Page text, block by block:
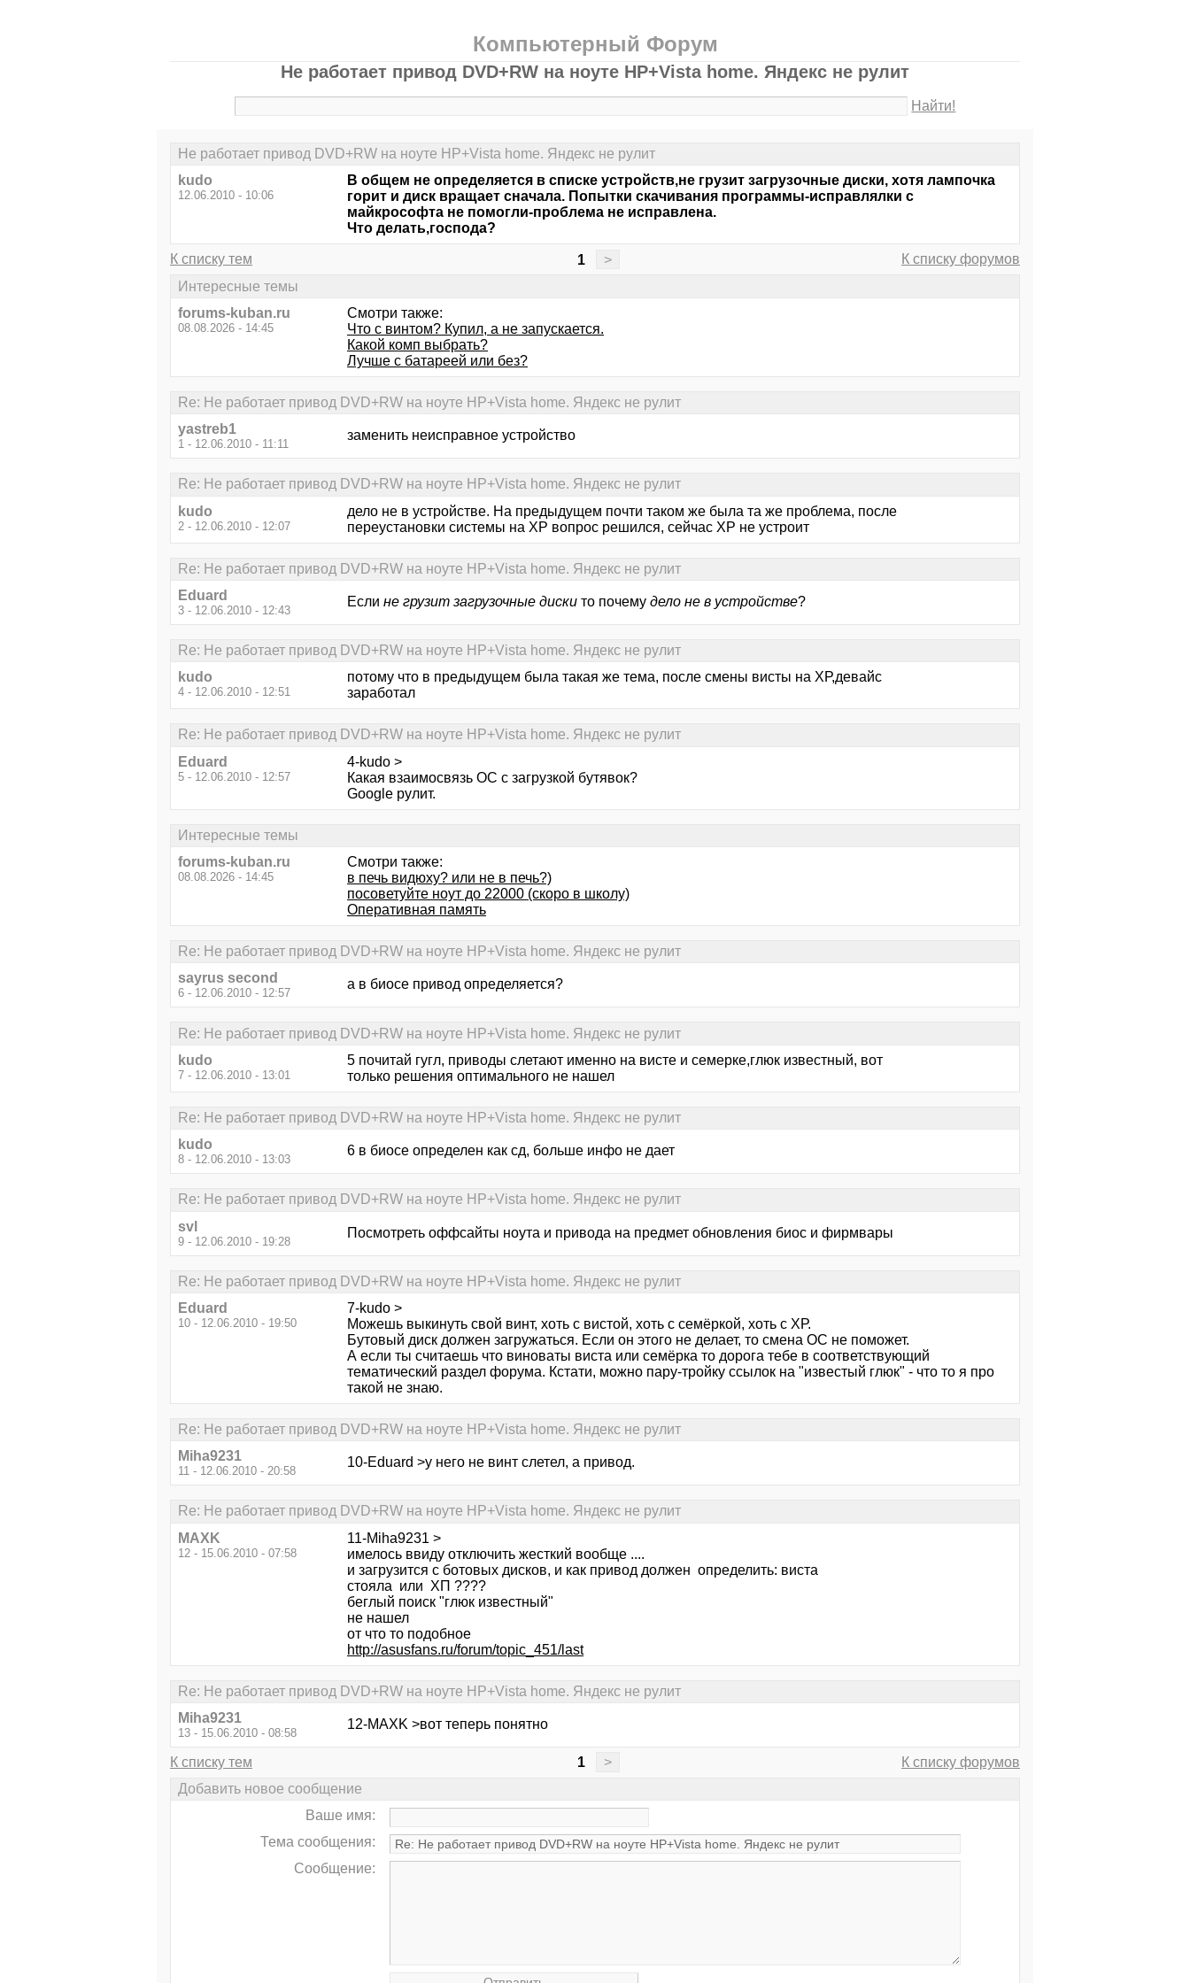
Компьютерный Форум
Не работает привод DVD+RW на ноуте HP+Vista home. Яндекс не рулит
Найти!
Не работает привод DVD+RW на ноуте HP+Vista home. Яндекс не рулит
kudo
12.06.2010 - 10:06
В общем не определяется в списке устройств,не грузит загрузочные диски, хотя лампочка
горит и диск вращает сначала. Попытки скачивания программы-исправлялки с
майкрософта не помогли-проблема не исправлена.
Что делать,господа?
К списку тем 1 >
К списку форумов
Интересные темы
forums-kuban.ru
08.08.2026 - 14:45
Смотри также:
Что с винтом? Купил, а не запускается.
Какой комп выбрать?
Лучше с батареей или без?
Re: Не работает привод DVD+RW на ноуте HP+Vista home. Яндекс не рулит
yastreb1
1 - 12.06.2010 - 11:11
заменить неисправное устройство
Re: Не работает привод DVD+RW на ноуте HP+Vista home. Яндекс не рулит
kudo
2 - 12.06.2010 - 12:07
дело не в устройстве. На предыдущем почти таком же была та же проблема, после
переустановки системы на ХР вопрос решился, сейчас ХР не устроит
Re: Не работает привод DVD+RW на ноуте HP+Vista home. Яндекс не рулит
Eduard
3 - 12.06.2010 - 12:43
Если не грузит загрузочные диски то почему дело не в устройстве?
Re: Не работает привод DVD+RW на ноуте HP+Vista home. Яндекс не рулит
kudo
4 - 12.06.2010 - 12:51
потому что в предыдущем была такая же тема, после смены висты на ХР,девайс
заработал
Re: Не работает привод DVD+RW на ноуте HP+Vista home. Яндекс не рулит
Eduard
5 - 12.06.2010 - 12:57
4-kudo >
Какая взаимосвязь ОС с загрузкой бутявок?
Google рулит.
Интересные темы
forums-kuban.ru
08.08.2026 - 14:45
Смотри также:
в печь видюху? или не в печь?)
посоветуйте ноут до 22000 (скоро в школу)
Оперативная память
Re: Не работает привод DVD+RW на ноуте HP+Vista home. Яндекс не рулит
sayrus second
6 - 12.06.2010 - 12:57
а в биосе привод определяется?
Re: Не работает привод DVD+RW на ноуте HP+Vista home. Яндекс не рулит
kudo
7 - 12.06.2010 - 13:01
5 почитай гугл, приводы слетают именно на висте и семерке,глюк известный, вот
только решения оптимального не нашел
Re: Не работает привод DVD+RW на ноуте HP+Vista home. Яндекс не рулит
kudo
8 - 12.06.2010 - 13:03
6 в биосе определен как сд, больше инфо не дает
Re: Не работает привод DVD+RW на ноуте HP+Vista home. Яндекс не рулит
svl
9 - 12.06.2010 - 19:28
Посмотреть оффсайты ноута и привода на предмет обновления биос и фирмвары
Re: Не работает привод DVD+RW на ноуте HP+Vista home. Яндекс не рулит
Eduard
10 - 12.06.2010 - 19:50
7-kudo >
Можешь выкинуть свой винт, хоть с вистой, хоть с семёркой, хоть с ХР.
Бутовый диск должен загружаться. Если он этого не делает, то смена ОС не поможет.
А если ты считаешь что виноваты виста или семёрка то дорога тебе в соответствующий
тематический раздел форума. Кстати, можно пару-тройку ссылок на "известый глюк" - что то я про
такой не знаю.
Re: Не работает привод DVD+RW на ноуте HP+Vista home. Яндекс не рулит
Miha9231
11 - 12.06.2010 - 20:58
10-Eduard >у него не винт слетел, а привод.
Re: Не работает привод DVD+RW на ноуте HP+Vista home. Яндекс не рулит
MAXK
12 - 15.06.2010 - 07:58
11-Miha9231 >
имелось ввиду отключить жесткий вообще ....
и загрузится с ботовых дисков, и как привод должен определить: виста
стояла или ХП ????
беглый поиск "глюк известный"
не нашел
от что то подобное
http://asusfans.ru/forum/topic_451/last
Re: Не работает привод DVD+RW на ноуте HP+Vista home. Яндекс не рулит
Miha9231
13 - 15.06.2010 - 08:58
12-MAXK >вот теперь понятно
К списку тем 1 >
К списку форумов
Добавить новое сообщение
Ваше имя:
Тема сообщения:
Сообщение: